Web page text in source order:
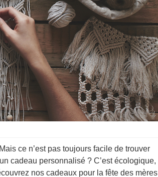
ce n’est pas toujours facile de trouver
cadeau personnalisé ? C’est écologique,
nos cadeaux pour la fête des mères